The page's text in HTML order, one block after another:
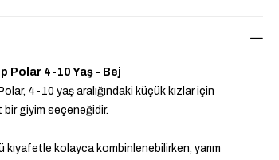
Polar 4-10 Yaş - Bej
4-10 yaş aralığındaki küçük kızlar için
bir giyim seçeneğidir.
kıyafetle kolayca kombinlenebilirken, yarım